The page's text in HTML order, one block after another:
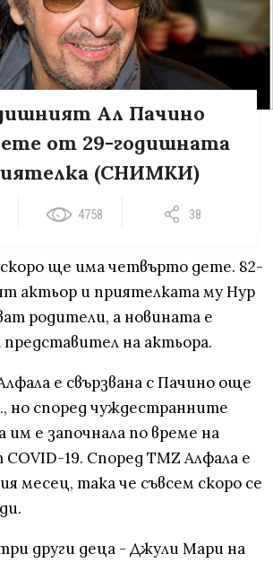
Ал Пачино
от 29-годишната
(СНИМКИ)
4758 38
ще има четвърто дете. 82-
актьор и приятелката му Нур
родители, а новината е
на актьора.
е свързвана с Пачино още
но според чуждестранните
им е започнала по време на
19. Според TMZ Алфала е
месец, така че съвсем скоро се
други деца - Джули Мари на